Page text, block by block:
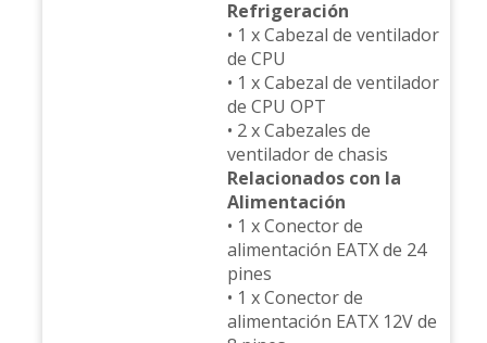
Refrigeración
• 1 x Cabezal de ventilador
de CPU
• 1 x Cabezal de ventilador
de CPU OPT
• 2 x Cabezales de
ventilador de chasis
Relacionados con la
Alimentación
• 1 x Conector de
alimentación EATX de 24
pines
• 1 x Conector de
alimentación EATX 12V de